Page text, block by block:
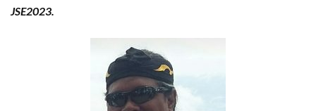
JSE2023.